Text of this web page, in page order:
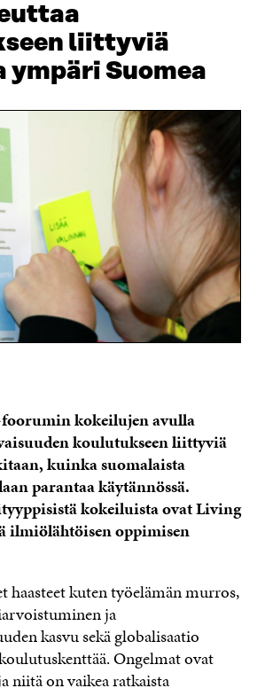
liittyviä
ympäri Suomea
kokeilujen avulla
koulutukseen liittyviä
kuinka suomalaista
parantaa käytännössä.
kokeiluista ovat Living
ilmiölähtöisen oppimisen
haasteet kuten työelämän murros,
ja
kasvu sekä globalisaatio
Ongelmat ovat
niitä on vaikea ratkaista